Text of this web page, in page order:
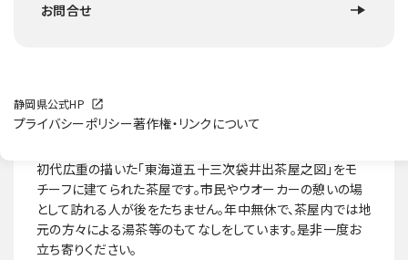
お問合せ
静岡県公式HP
プライバシーポリシー著作権・リンクについて
ロケ地概要
初代広重の描いた「東海道五十三次袋井出茶屋之図」をモ
チーフに建てられた茶屋です。市民やウオーカーの憩いの場
として訪れる人が後をたちません。年中無休で、茶屋内では地
元の方々による湯茶等のもてなしをしています。是非一度お
立ち寄りください。